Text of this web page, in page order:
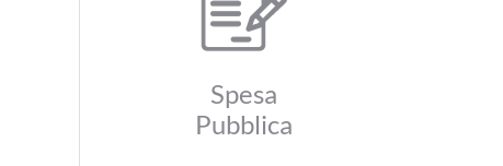
Spesa
Pubblica